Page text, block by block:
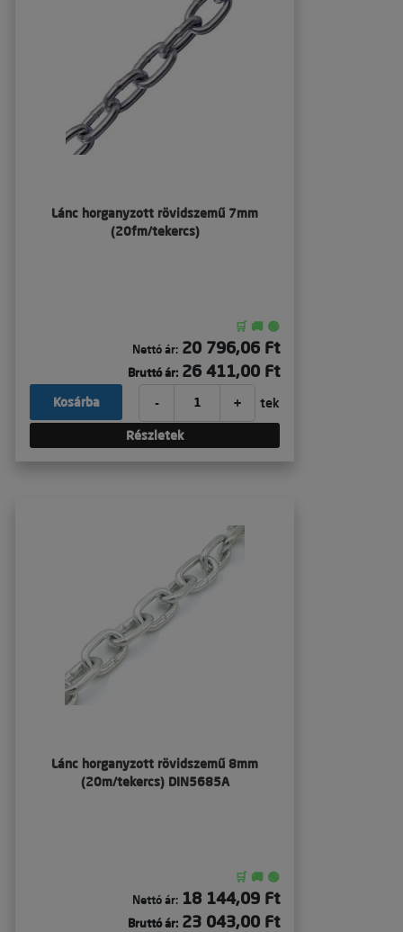
Lánc horganyzott rövidszemű 7mm
(20fm/tekercs)
🛒 🚚 🟢
Nettó ár: 20 796,06 Ft
Bruttó ár: 26 411,00 Ft
- + tek
Kosárba
Részletek
Lánc horganyzott rövidszemű 8mm
(20m/tekercs) DIN5685A
🛒 🚚 🟢
Nettó ár: 18 144,09 Ft
Bruttó ár: 23 043,00 Ft